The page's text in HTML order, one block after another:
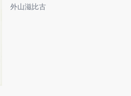
外山滋比古